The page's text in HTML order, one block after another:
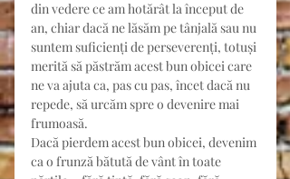
din vedere ce am hotărât la început de
an, chiar dacă ne lăsăm pe tânjală sau nu
suntem suficienți de perseverenți, totuși
merită să păstrăm acest bun obicei care
ne va ajuta ca, pas cu pas, încet dacă nu
repede, să urcăm spre o devenire mai
frumoasă.
Dacă pierdem acest bun obicei, devenim
ca o frunză bătută de vânt în toate